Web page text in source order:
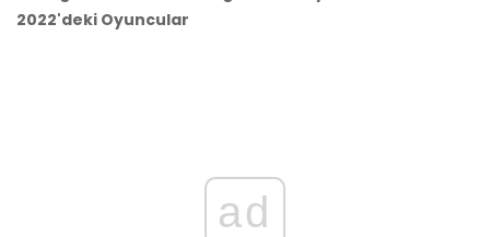
2022'deki Oyuncular
ad